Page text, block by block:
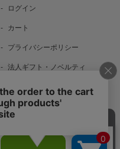
ログイン
カート
プライバシーポリシー
法人ギフト・ノベルティ